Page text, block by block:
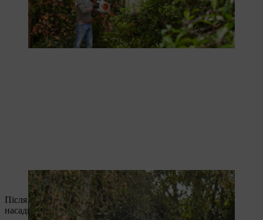
Ein Blasgerät entfernt Laub kraftvoll und effizient aus der Dachrinne.
Після очищення накрутіть на повітродувку стандартну
насадку.